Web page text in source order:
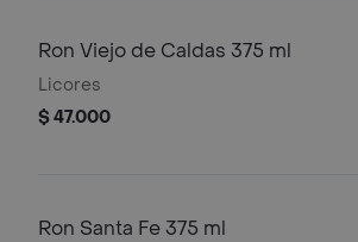
Ron Viejo de Caldas 375 ml
Licores
$ 47.000
Ron Santa Fe 375 ml